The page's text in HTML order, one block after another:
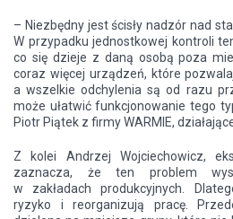
– Niezbędny jest ścisły nadzór nad
W przypadku jednostkowej kontroli
co się dzieje z daną osobą poza
coraz więcej urządzeń, które
a wszelkie odchylenia są od razu
może ułatwić funkcjonowanie tego
Piotr Piątek z firmy WARMIE,
Z kolei Andrzej Wojciechowicz,
zaznacza, że ten problem
w zakładach produkcyjnych.
ryzyko i reorganizują pracę.